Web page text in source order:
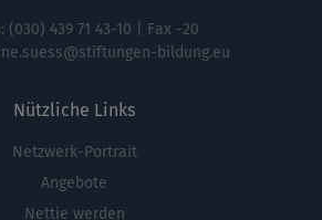
(030) 439 71 43-10 | Fax -20
bildung.eu
Nützliche Links
Netzwerk-Portrait
Angebote
Nettie werden